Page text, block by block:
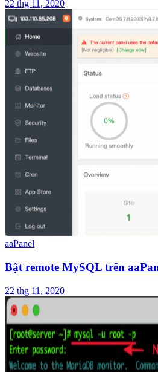
22 thg 11, 2020
aaPanel
Bật remote MySQL trên
22 thg 11, 2020